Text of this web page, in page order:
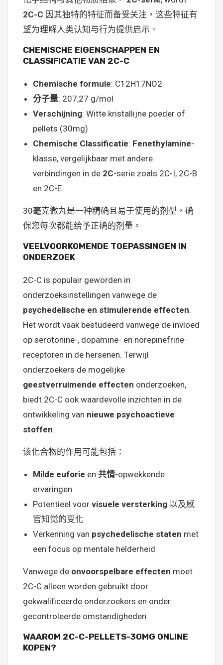
2C-C 因其独特的特征而备受关注，这些特征有
望为理解人类认知与行为提供启示。
CHEMISCHE EIGENSCHAPPEN EN
CLASSIFICATIE VAN 2C-C
Chemische formule: C12H17NO2
分子量: 207,27 g/mol
Verschijning: Witte kristallijne poeder of
pellets (30mg)
Chemische Classificatie: Fenethylamine-
klasse, vergelijkbaar met andere
verbindingen in de 2C-serie zoals 2C-I, 2C-B
en 2C-E.
30毫克微丸是一种精确且易于使用的剂型，确
保您每次都能给予正确的剂量。
VEELVOORKOMENDE TOEPASSINGEN IN
ONDERZOEK
2C-C is populair geworden in
onderzoeksinstellingen vanwege de
psychedelische en stimulerende effecten.
Het wordt vaak bestudeerd vanwege de invloed
op serotonine-, dopamine- en norepinefrine-
receptoren in de hersenen. Terwijl
onderzoekers de mogelijke
geestverruimende effecten onderzoeken,
biedt 2C-C ook waardevolle inzichten in de
ontwikkeling van nieuwe psychoactieve
stoffen.
该化合物的作用可能包括：
Milde euforie en 共情-opwekkende
ervaringen
Potentieel voor visuele versterking 以及感
官知觉的变化
Verkenning van psychedelische staten met
een focus op mentale helderheid
Vanwege de onvoorspelbare effecten moet
2C-C alleen worden gebruikt door
gekwalificeerde onderzoekers en onder
gecontroleerde omstandigheden.
WAAROM 2C-C-PELLETS-30MG ONLINE
KOPEN?